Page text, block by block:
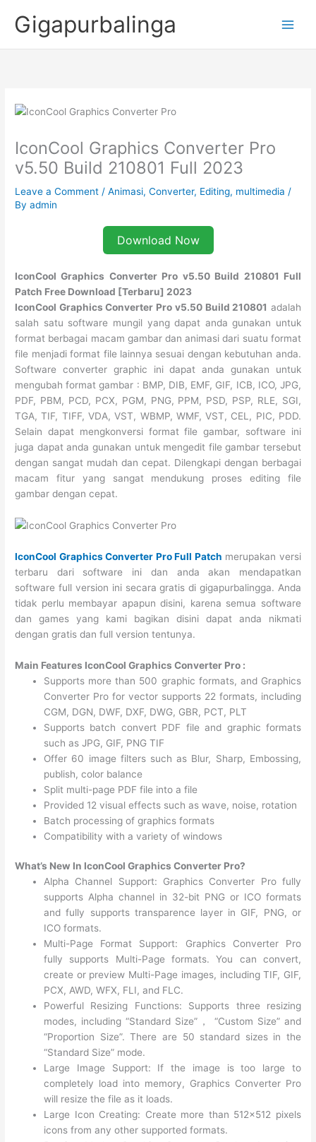
Gigapurbalinga
IconCool Graphics Converter Pro
v5.50 Build 210801 Full 2023
Leave a Comment /Animasi,Converter, Editing, multimedia /
Byadmin
Download Now
IconCool Graphics Converter Pro v5.50 Build 210801 Full
Patch Free Download [Terbaru] 2023
IconCool Graphics Converter Pro v5.50 Build 210801 adalah
salah satu software mungil yang dapat anda gunakan untuk
format berbagai macam gambar dan animasi dari suatu format
file menjadi format file lainnya sesuai dengan kebutuhan anda.
Software converter graphic ini dapat anda gunakan untuk
mengubah format gambar : BMP, DIB, EMF, GIF, ICB, ICO, JPG,
PDF, PBM, PCD, PCX, PGM, PNG, PPM, PSD, PSP, RLE, SGI,
TGA, TIF, TIFF, VDA, VST, WBMP, WMF, VST, CEL, PIC, PDD.
Selain dapat mengkonversi format file gambar, software ini
juga dapat anda gunakan untuk mengedit file gambar tersebut
dengan sangat mudah dan cepat. Dilengkapi dengan berbagai
macam fitur yang sangat mendukung proses editing file
gambar dengan cepat.
IconCool Graphics Converter Pro Full Patch merupakan versi
terbaru dari software ini dan anda akan mendapatkan
software full version ini secara gratis di gigapurbalingga. Anda
tidak perlu membayar apapun disini, karena semua software
dan games yang kami bagikan disini dapat anda nikmati
dengan gratis dan full version tentunya.
Main Features IconCool Graphics Converter Pro :
Supports more than 500 graphic formats, and Graphics
Converter Pro for vector supports 22 formats, including
CGM, DGN, DWF, DXF, DWG, GBR, PCT, PLT
Supports batch convert PDF file and graphic formats
such as JPG, GIF, PNG TIF
Offer 60 image filters such as Blur, Sharp, Embossing,
publish, color balance
Split multi-page PDF file into a file
Provided 12 visual effects such as wave, noise, rotation
Batch processing of graphics formats
Compatibility with a variety of windows
What’s New In IconCool Graphics Converter Pro?
Alpha Channel Support: Graphics Converter Pro fully
supports Alpha channel in 32-bit PNG or ICO formats
and fully supports transparence layer in GIF, PNG, or
ICO formats.
Multi-Page Format Support: Graphics Converter Pro
fully supports Multi-Page formats. You can convert,
create or preview Multi-Page images, including TIF, GIF,
PCX, AWD, WFX, FLI, and FLC.
Powerful Resizing Functions: Supports three resizing
modes, including “Standard Size”， “Custom Size” and
“Proportion Size”. There are 50 standard sizes in the
“Standard Size” mode.
Large Image Support: If the image is too large to
completely load into memory, Graphics Converter Pro
will resize the file as it loads.
Large Icon Creating: Create more than 512×512 pixels
icons from any other supported formats.